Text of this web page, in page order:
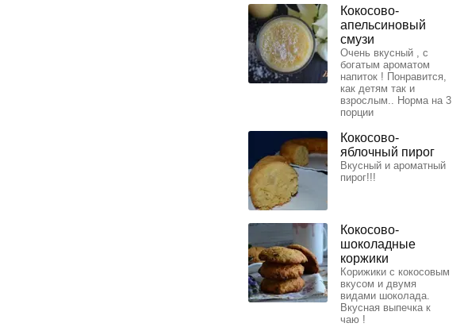
Кокосово-
апельсиновый
смузи
Очень вкусный , с
богатым ароматом
напиток ! Понравится,
как детям так и
взрослым.. Норма на 3
порции
Кокосово-
яблочный пирог
Вкусный и ароматный
пирог!!!
Кокосово-
шоколадные
коржики
Корижики с кокосовым
вкусом и двумя
видами шоколада.
Вкусная выпечка к
чаю !